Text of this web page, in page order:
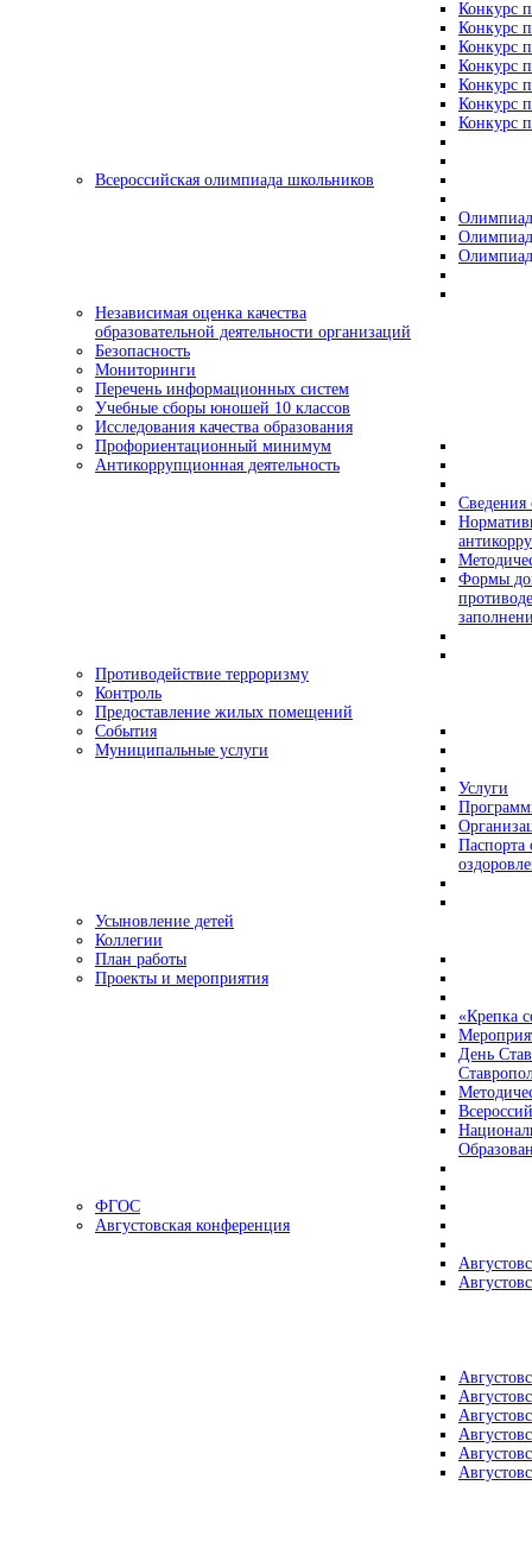
Конкурс
Конкурс
Конкурс
Конкурс
Конкурс
Конкурс
Конкурс
Всероссийская олимпиада школьников
Независимая оценка качества
образовательной деятельности организаций
Безопасность
Мониторинги
Перечень информационных систем
Учебные сборы юношей 10 классов
Исследования качества образования
Профориентационный минимум
Антикоррупционная деятельность
Сведения
Формы
Противодействие терроризму
Контроль
Предоставление жилых помещений
События
Муниципальные услуги
Услуги
Паспорта
Усыновление детей
Коллегии
План работы
Проекты и мероприятия
«Крепка
День
ФГОС
Августовская конференция